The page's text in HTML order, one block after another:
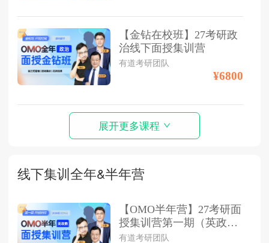
【金钻在校班】27考研政
治线下面授集训营
有道考研团队
¥6800
展开更多课程
线下集训全年&半年营
【OMO半年营】27考研面
授集训营第一期（英政数
三科）
有道考研团队